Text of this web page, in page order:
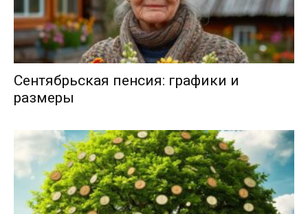
Сентябрьская пенсия: графики и
размеры